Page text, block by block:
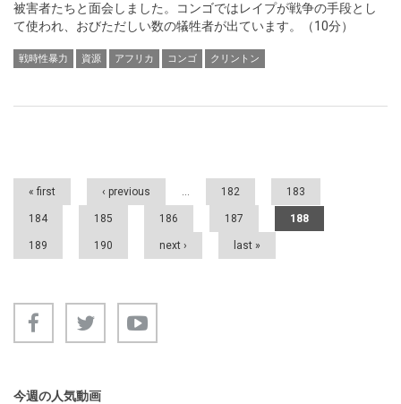
被害者たちと面会しました。コンゴではレイプが戦争の手段とし
て使われ、おびただしい数の犠牲者が出ています。（10分）
戦時性暴力 資源 アフリカ コンゴ クリントン
Pages
« first ‹ previous … 182 183
184 185 186 187 188
189 190 next › last »
今週の人気動画